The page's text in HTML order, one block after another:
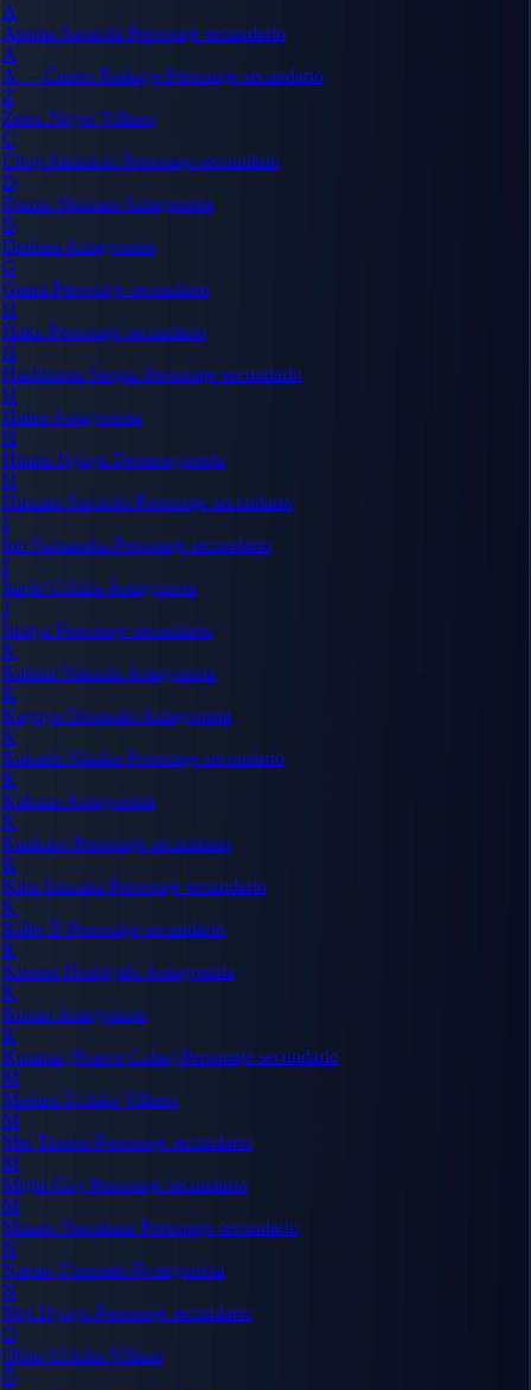
A
Asuma Sarutobi Personaje secundario
A
A — Cuarto Raikage Personaje secundario
Z
Zetsu Negro Villano
C
Chōji Akimichi Personaje secundario
D
Danzō Shimura Antagonista
D
Deidara Antagonista
G
Gaara Personaje secundario
H
Haku Personaje secundario
H
Hashirama Senjuu Personaje secundario
H
Hidan Antagonista
H
Hinata Hyuga Deuteragonista
H
Hiruzen Sarutobi Personaje secundario
I
Ino Yamanaka Personaje secundario
I
Itachi Uchiha Antagonista
J
Jiraiya Personaje secundario
K
Kabuto Yakushi Antagonista
K
Kaguya Otsutsuki Antagonista
K
Kakashi Hatake Personaje secundario
K
Kakuzu Antagonista
K
Kankuro Personaje secundario
K
Kiba Inuzuka Personaje secundario
K
Killer B Personaje secundario
K
Kisame Hoshigaki Antagonista
K
Konan Antagonista
K
Kurama (Nueve Colas) Personaje secundario
M
Madara Uchiha Villano
M
Mei Terumi Personaje secundario
M
Might Guy Personaje secundario
M
Minato Namikaze Personaje secundario
N
Naruto Uzumaki Protagonista
N
Neji Hyuga Personaje secundario
O
Obito Uchiha Villano
Ō